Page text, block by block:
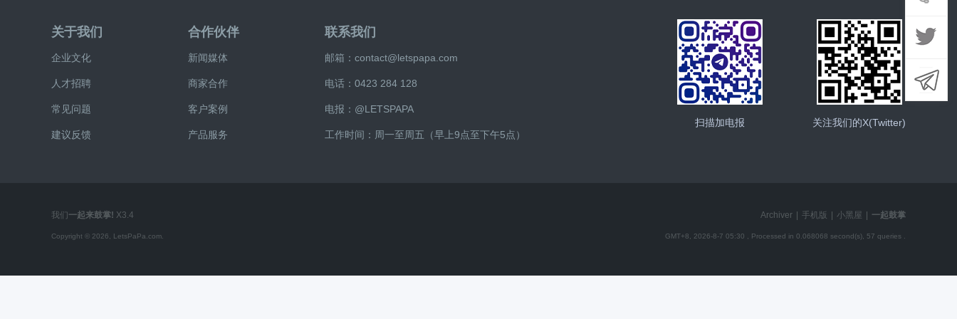
关于我们
企业文化
人才招聘
常见问题
建议反馈
合作伙伴
新闻媒体
商家合作
客户案例
产品服务
联系我们
邮箱：contact@letspapa.com
电话： 0423 284 128
电报：@LETSPAPA
工作时间：周一至周五（早上9点至下午5点）
关注我们的X(Twitter)
扫描加电报
Archiver 手机版 小黑屋 一起鼓掌
GMT+8, 2026-8-7 05:30 , Processed in 0.068068 second(s), 57 queries .
我们 一起来鼓掌! X3.4
Copyright © 2026, LetsPaPa.com.